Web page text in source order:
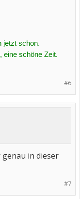
jetzt schon.
eine schöne Zeit.
#6
in dieser
#7